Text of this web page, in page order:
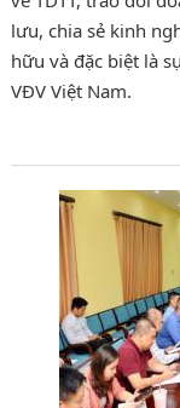
lưu, chia sẻ kinh
hữu và đặc biệt là
VĐV Việt Nam.